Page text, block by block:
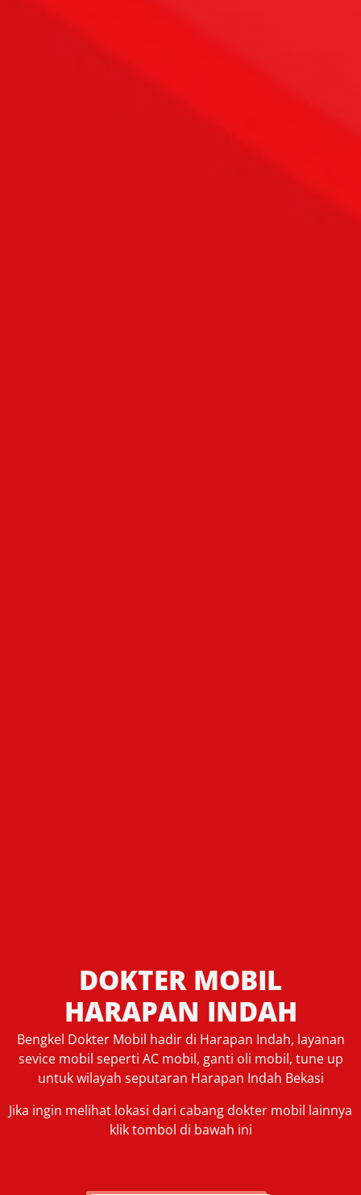
DOKTER MOBIL
HARAPAN INDAH
Bengkel Dokter Mobil hadir di Harapan Indah, layanan
sevice mobil seperti AC mobil, ganti oli mobil, tune up
untuk wilayah seputaran Harapan Indah Bekasi
Jika ingin melihat lokasi dari cabang dokter mobil lainnya
klik tombol di bawah ini